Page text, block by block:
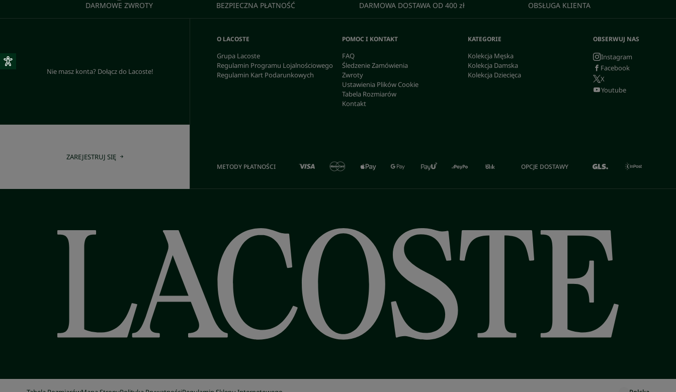
DARMOWE ZWROTY BEZPIECZNA PŁATNOŚĆ DARMOWA DOSTAWA OD 400 zł OBSŁUGA KLIENTA
Nie masz konta? Dołącz do Lacoste!
ZAREJESTRUJ SIĘ
O LACOSTE
Grupa Lacoste
Regulamin Programu Lojalnościowego
Regulamin Kart Podarunkowych
POMOC I KONTAKT
FAQ
Śledzenie Zamówienia
Zwroty
Ustawienia Plików Cookie
Tabela Rozmiarów
Kontakt
KATEGORIE
Kolekcja Męska
Kolekcja Damska
Kolekcja Dziecięca
OBSERWUJ NAS
Instagram
Facebook
X
Youtube
METODY PŁATNOŚCI OPCJE DOSTAWY